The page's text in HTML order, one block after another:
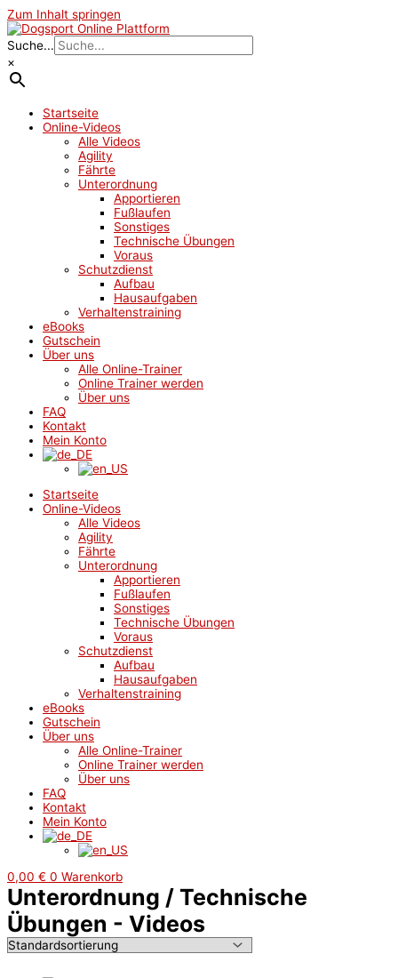
Zum Inhalt springen
Suche...
×
Startseite
Online-Videos
Alle Videos
Agility
Fährte
Unterordnung
Apportieren
Fußlaufen
Sonstiges
Technische Übungen
Voraus
Schutzdienst
Aufbau
Hausaufgaben
Verhaltenstraining
eBooks
Gutschein
Über uns
Alle Online-Trainer
Online Trainer werden
Über uns
FAQ
Kontakt
Mein Konto
Startseite
Online-Videos
Alle Videos
Agility
Fährte
Unterordnung
Apportieren
Fußlaufen
Sonstiges
Technische Übungen
Voraus
Schutzdienst
Aufbau
Hausaufgaben
Verhaltenstraining
eBooks
Gutschein
Über uns
Alle Online-Trainer
Online Trainer werden
Über uns
FAQ
Kontakt
Mein Konto
0,00 € 0 Warenkorb
Unterordnung / Technische
Übungen - Videos